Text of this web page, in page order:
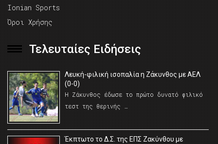
Ionian Sports
Όροι Χρήσης
Τελευταίες Ειδήσεις
Λευκή-φιλική ισοπαλία η Ζάκυνθος με ΑΕΛ
(0-0)
Η Ζάκυνθος έδωσε το πρώτο δυνατό φιλικό
τεστ της θερινής …
Έκπτωτο το Δ.Σ. της ΕΠΣ Ζακύνθου με